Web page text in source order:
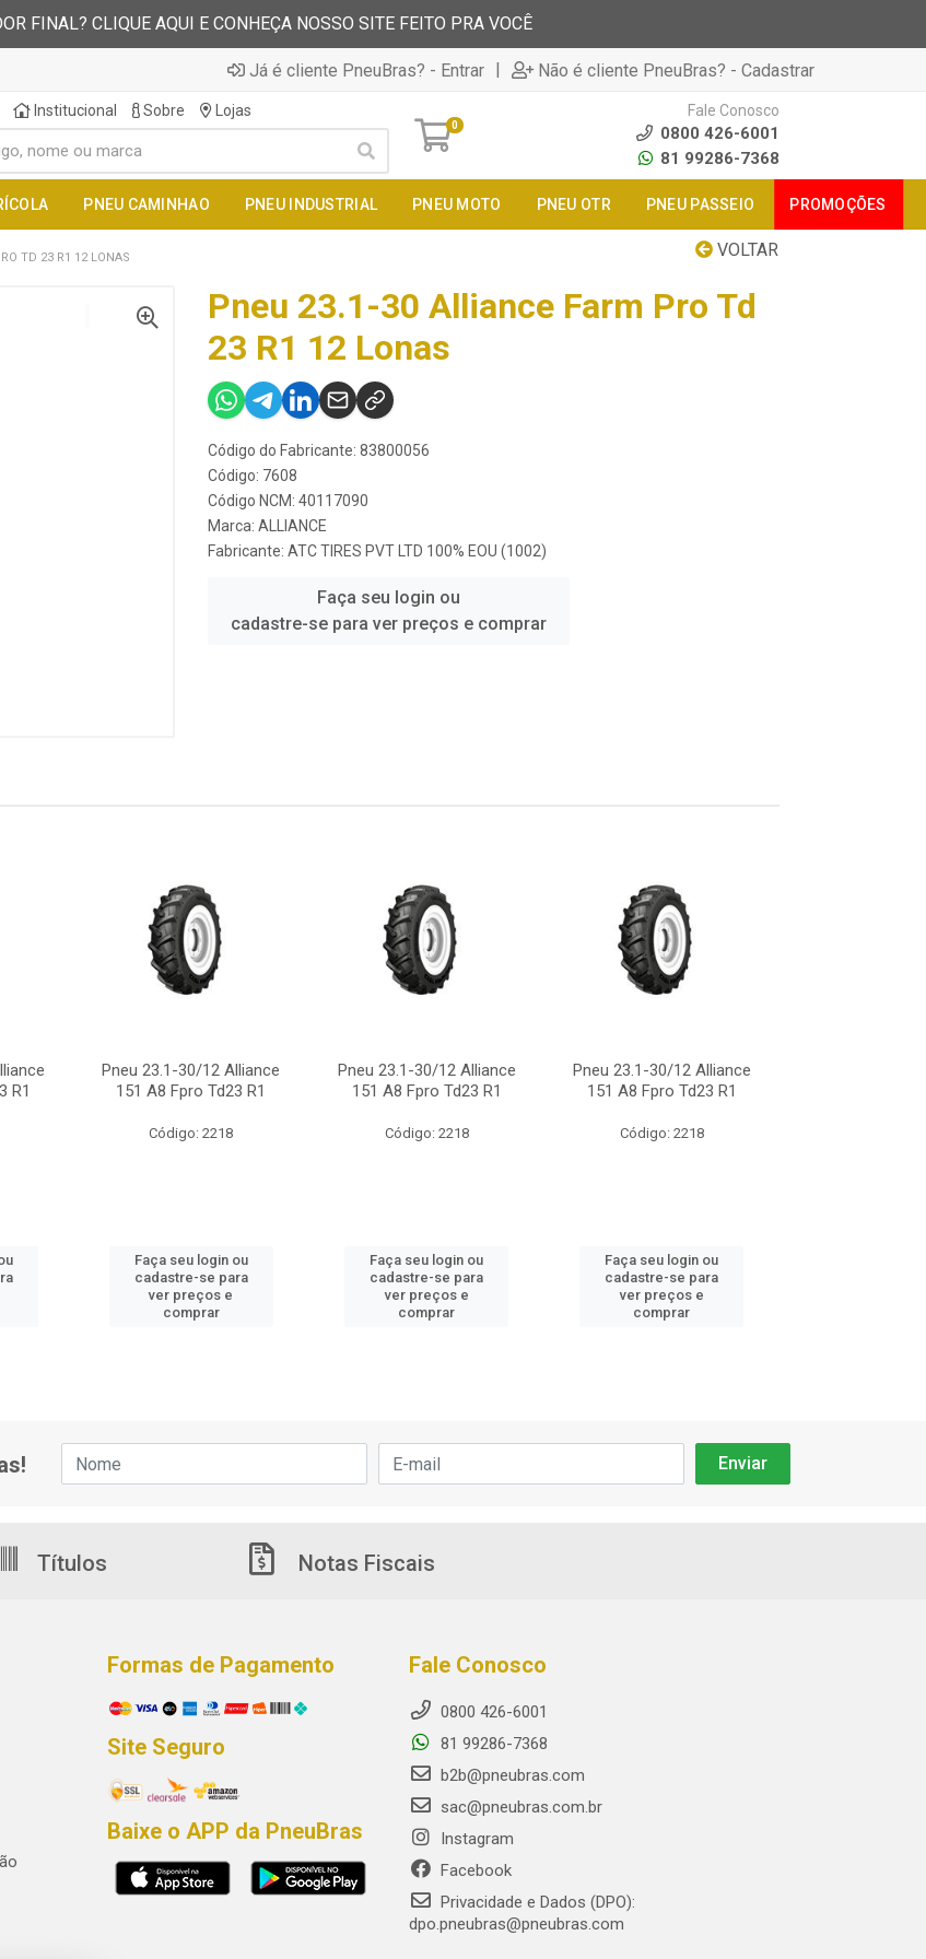
FINAL? CLIQUE AQUI E CONHEÇA NOSSO SITE FEITO PRA VOCÊ
Já é cliente PneuBras? - Entrar | Não é cliente PneuBras? - Cadastrar
Institucional Sobre Lojas
0
Fale Conosco
0800 426-6001
81 99286-7368
PNEU CAMINHAO PNEU INDUSTRIAL PNEU MOTO PNEU OTR PNEU PASSEIO PROMOÇÕES
VOLTAR
TD 23 R1 12 LONAS
Pneu 23.1-30 Alliance Farm Pro Td
23 R1 12 Lonas
Código do Fabricante: 83800056
Código: 7608
Código NCM: 40117090
Marca: ALLIANCE
Fabricante: ATC TIRES PVT LTD 100% EOU (1002)
Faça seu login ou
cadastre-se para ver preços e comprar
R1
Pneu 23.1-30/12 Alliance
151 A8 Fpro Td23 R1
Código: 2218
Faça seu login ou
cadastre-se para
ver preços e
comprar
Pneu 23.1-30/12 Alliance
151 A8 Fpro Td23 R1
Código: 2218
Faça seu login ou
cadastre-se para
ver preços e
comprar
Pneu 23.1-30/12 Alliance
151 A8 Fpro Td23 R1
Código: 2218
Faça seu login ou
cadastre-se para
ver preços e
comprar
Títulos Notas Fiscais
Formas de Pagamento
Site Seguro
Baixe o APP da PneuBras
Fale Conosco
0800 426-6001
81 99286-7368
b2b@pneubras.com
sac@pneubras.com.br
Instagram
Facebook
Privacidade e Dados (DPO):
dpo.pneubras@pneubras.com